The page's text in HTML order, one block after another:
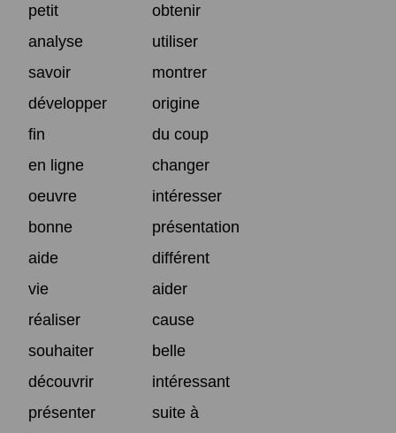
petit
obtenir
analyse
utiliser
savoir
montrer
développer
origine
fin
du coup
en ligne
changer
oeuvre
intéresser
bonne
présentation
aide
différent
vie
aider
réaliser
cause
souhaiter
belle
découvrir
intéressant
présenter
suite à